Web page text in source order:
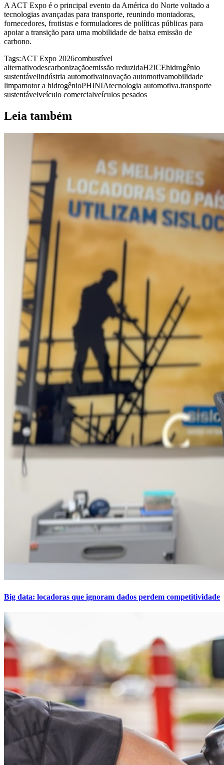
A ACT Expo é o principal evento da América do Norte voltado a
tecnologias avançadas para transporte, reunindo montadoras,
fornecedores, frotistas e formuladores de políticas públicas para
apoiar a transição para uma mobilidade de baixa emissão de
carbono.
Tags:ACT Expo 2026combustível
alternativodescarbonizaçãoemissão reduzidaH2ICEhidrogênio
sustentávelindústria automotivainovação automotivamobilidade
limpamotor a hidrogênioPHINIAtecnologia automotiva.transporte
sustentávelveículo comercialveículos pesados
Leia também
Big data: locadoras que ignoram dados perdem competitividade